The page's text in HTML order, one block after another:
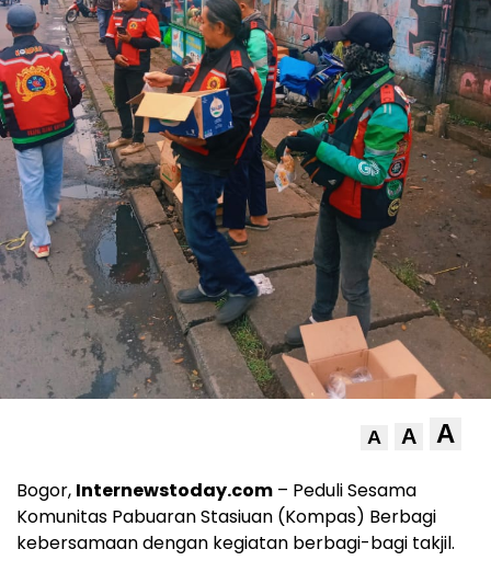
A A A
Bogor, Internewstoday.com – Peduli Sesama
Komunitas Pabuaran Stasiuan (Kompas) Berbagi
kebersamaan dengan kegiatan berbagi-bagi takjil.